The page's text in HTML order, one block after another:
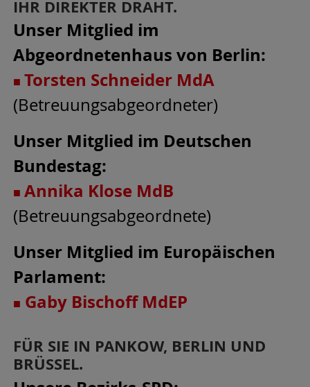
IHR DIREKTER DRAHT.
Unser Mitglied im
Abgeordnetenhaus von Berlin:
■ Torsten Schneider MdA
(Betreuungsabgeordneter)
Unser Mitglied im Deutschen
Bundestag:
■ Annika Klose MdB
(Betreuungsabgeordnete)
Unser Mitglied im Europäischen
Parlament:
■ Gaby Bischoff MdEP
FÜR SIE IN PANKOW, BERLIN UND
BRÜSSEL.